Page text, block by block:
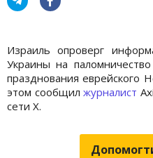
Израиль опроверг
Украины на
празднования
этом сообщилжурналист
сети X.